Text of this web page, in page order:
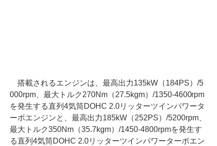
搭載されるエンジンは、最高出力135kW（184PS）/5
000rpm、最大トルク270Nm（27.5kgm）/1350-4600rpm
を発生する直列4気筒DOHC 2.0リッターツインパワータ
ーボエンジンと、最高出力185kW（252PS）/5200rpm、
最大トルク350Nm（35.7kgm）/1450-4800rpmを発生す
る直列4気筒DOHC 2.0リッターツインパワーターボエン